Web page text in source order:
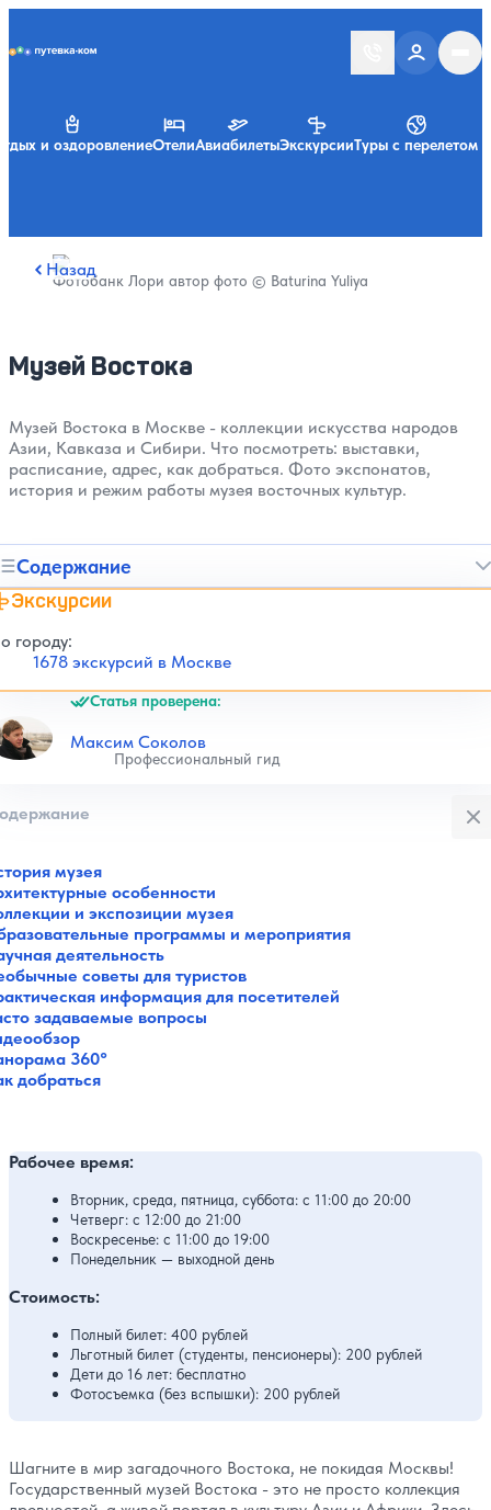
и оздоровлениеОтелиАвиабилетыЭкскурсииТуры с перелетом
Музей Востока
Музей Востока в Москве - коллекции искусства народов
Азии, Кавказа и Сибири. Что посмотреть: выставки,
расписание, адрес, как добраться. Фото экспонатов,
история и режим работы музея восточных культур.
Содержание
Экскурсии
городу:
1678 экскурсий в Москве
Статья проверена:
Максим Соколов
Профессиональный гид
музея
особенности
и экспозиции музея
программы и мероприятия
деятельность
советы для туристов
информация для посетителей
задаваемые вопросы
360°
добраться
Назад
Фотобанк Лори автор фото © Baturina Yuliya
Рабочее время:
Вторник, среда, пятница, суббота: с 11:00 до 20:00
Четверг: с 12:00 до 21:00
Воскресенье: с 11:00 до 19:00
Понедельник — выходной день
Стоимость:
Полный билет: 400 рублей
Льготный билет (студенты, пенсионеры): 200 рублей
Дети до 16 лет: бесплатно
Фотосъемка (без вспышки): 200 рублей
Шагните в мир загадочного Востока, не покидая Москвы!
Государственный музей Востока - это не просто коллекция